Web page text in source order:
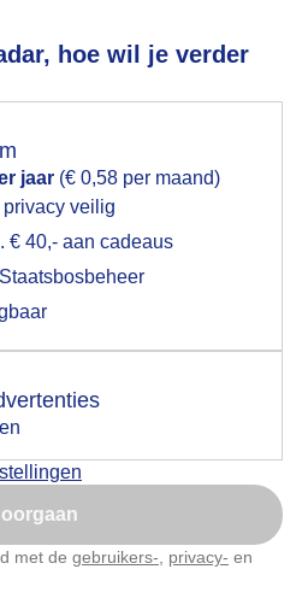
hoe wil je verder
jaar (€ 0,58 per maand)
veilig
€ 40,- aan cadeaus
met de gebruikers- privacy- en
in Del bij die mooie
18-06-2025, 46x bekeken
gebruiken voor het
akkoord op hebt gegeven,
up uit je browser waarin
de popup
later
dit aan te passen